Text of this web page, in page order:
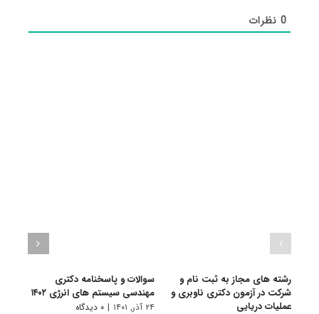
0نظرات
رشته های مجاز به ثبت نام و
شرکت در آزمون دکتری ناوبری و
عملیات دریایی
سوالات و پاسخنامه دکتری
مهندسی سیستم های انرژی ۱۴۰۲
۲۴ آذر, ۱۴۰۱ | ۰ دیدگاه